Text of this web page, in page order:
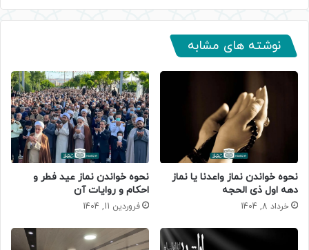
نوشته های مشابه
نحوه خواندن نماز واعدنا یا نماز
دهه اول ذی الحجه
خرداد 8, 1404
نحوه خواندن نماز عید فطر و
احکام و روایات آن
فروردین 11, 1404